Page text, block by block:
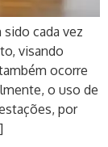
cada vez
visando
ocorre
o uso de
por